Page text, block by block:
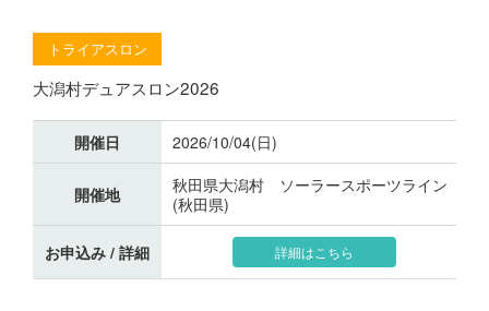
トライアスロン
大潟村デュアスロン2026
開催日 2026/10/04(日)
開催地
秋田県大潟村 ソーラースポーツライン
(秋田県)
お申込み / 詳細 詳細はこちら